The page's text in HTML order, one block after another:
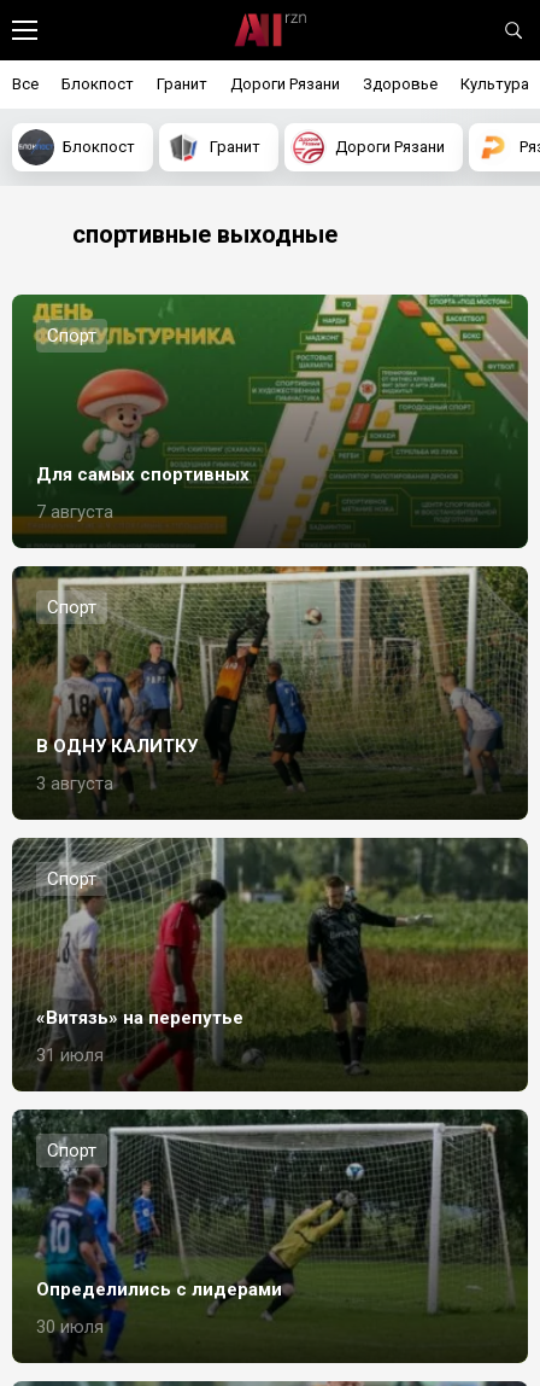
Все Блокпост Гранит Дороги Рязани Здоровье Культура
Блокпост Гранит Дороги Рязани
спортивные выходные
Спорт
Для самых спортивных
7 августа
Спорт
В ОДНУ КАЛИТКУ
3 августа
Спорт
«Витязь» на перепутье
31 июля
Спорт
Определились с лидерами
30 июля